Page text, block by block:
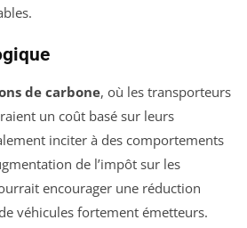
de carbone, où les transporteurs
un coût basé sur leurs
inciter à des comportements
de l’impôt sur les
encourager une réduction
véhicules fortement émetteurs.